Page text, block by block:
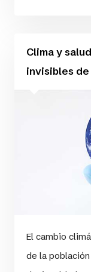
Clima y
invisibles
El cambio
de la